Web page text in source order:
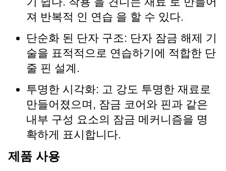
져 반복적 인 연습 을 할 수 있다.
단순화 된 단자 구조: 단자 잠금 해제 기
술을 표적적으로 연습하기에 적합한 단
줄 핀 설계.
투명한 시각화: 고 강도 투명한 재료로
만들어졌으며, 잠금 코어와 핀과 같은
내부 구성 요소의 잠금 메커니즘을 명
확하게 표시합니다.
제품 사용